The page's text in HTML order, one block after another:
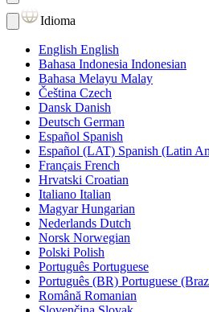
Idioma
English English
Bahasa Indonesia Indonesian
Bahasa Melayu Malay
Čeština Czech
Dansk Danish
Deutsch German
Español Spanish
Español (LAT) Spanish (Latin
Français French
Hrvatski Croatian
Italiano Italian
Magyar Hungarian
Nederlands Dutch
Norsk Norwegian
Polski Polish
Português Portuguese
Português (BR) Portuguese
Română Romanian